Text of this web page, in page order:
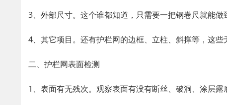
3、外部尺寸。这个谁都知道，只需要一把钢卷尺就能做
4、其它项目。还有护栏网的边框、立柱、斜撑等，这
二、护栏网表面检测
1、表面有无残次。观察表面有没有断丝、破洞、涂层露